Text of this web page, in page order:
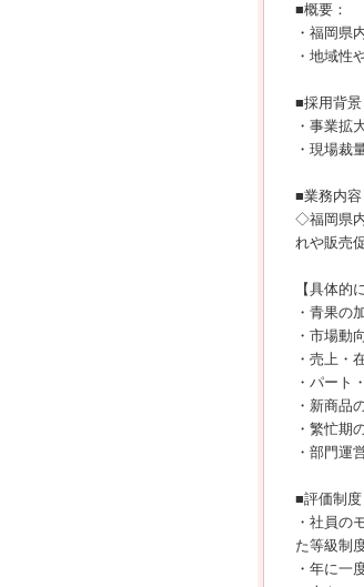
■概要：
・福岡県
・地域性
■採用背景
・事業拡
・現場裁
■業務内容
◇福岡県
れや販売
【具体的
・青果の
・市場動
・売上・
・パート
・新商品
・繁忙期
・部門運
■評価制度
・社員の
た等級制
・年に一